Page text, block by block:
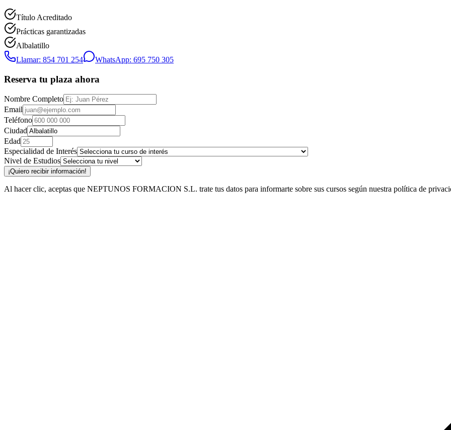
Título Acreditado
Prácticas garantizadas
Albalatillo
Llamar: 854 701 254
WhatsApp: 695 750 305
Reserva tu plaza ahora
Nombre Completo
Email
Teléfono
Ciudad
Edad
Especialidad de Interés
Nivel de Estudios
¡Quiero recibir información!
Al hacer clic, aceptas que NEPTUNOS FORMACION S.L. trate tus datos para informarte sobre sus cursos según nuestra política de